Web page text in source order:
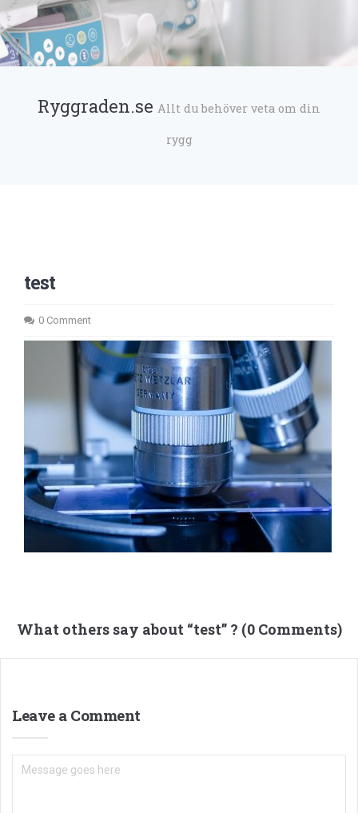
Ryggraden.se Allt du behöver veta om din
rygg
test
0 Comment
What others say about “test” ? (0 Comments)
Leave a Comment